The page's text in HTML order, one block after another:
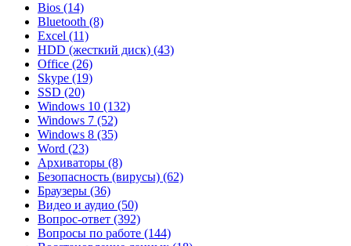
Bios (14)
Bluetooth (8)
Excel (11)
HDD (жесткий диск) (43)
Office (26)
Skype (19)
SSD (20)
Windows 10 (132)
Windows 7 (52)
Windows 8 (35)
Word (23)
Архиваторы (8)
Безопасность (вирусы) (62)
Браузеры (36)
Видео и аудио (50)
Вопрос-ответ (392)
Вопросы по работе (144)